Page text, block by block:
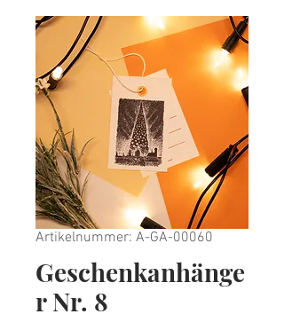
Artikelnummer: A-GA-00060
Geschenkanhänge
r Nr. 8